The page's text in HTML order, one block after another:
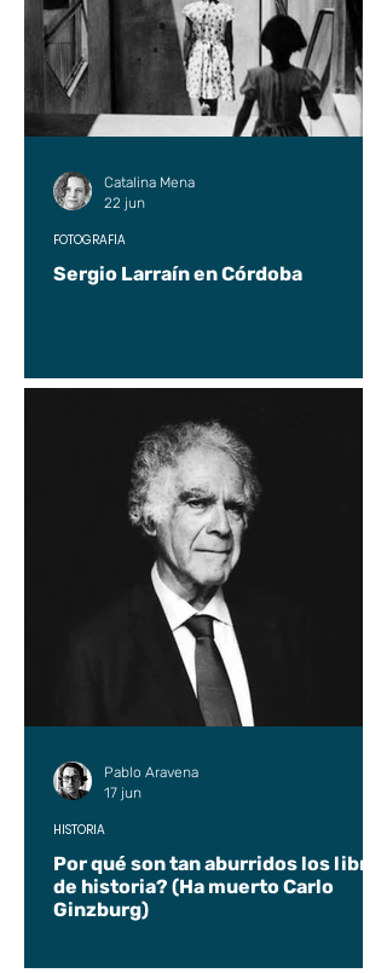
Sergio Larraín en Córdoba
FOTOGRAFÍA
Catalina Mena
22 jun
Por qué son tan aburridos los libros
de historia? (Ha muerto Carlo
Ginzburg)
HISTORIA
Pablo Aravena
17 jun